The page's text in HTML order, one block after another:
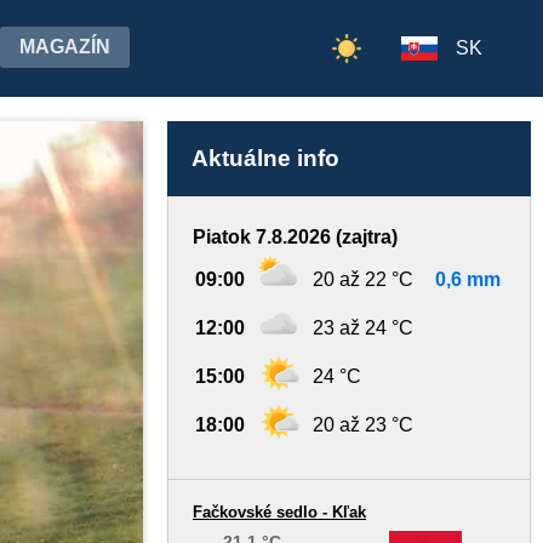
MAGAZÍN SK
Aktuálne info
Piatok 7.8.2026 (zajtra)
09:00 20 až 22 °C 0,6 mm
12:00 23 až 24 °C
15:00 24 °C
18:00 20 až 23 °C
Fačkovské sedlo - Kľak